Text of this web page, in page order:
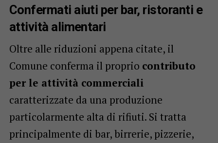
Confermati aiuti per bar, ristoranti e
attività alimentari
Oltre alle riduzioni appena citate, il
Comune conferma il proprio contributo
per le attività commerciali
caratterizzate da una produzione
particolarmente alta di rifiuti. Si tratta
principalmente di bar, birrerie, pizzerie,